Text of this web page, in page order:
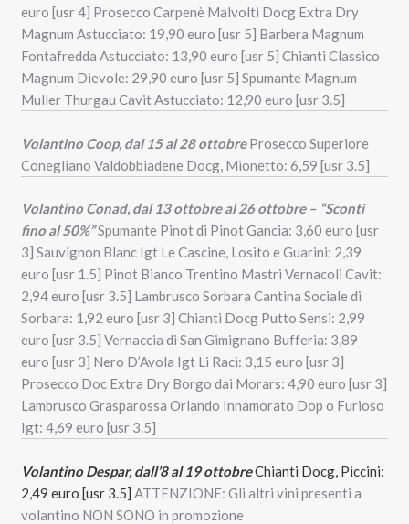
euro [usr 4] Prosecco Carpenè Malvolti Docg Extra Dry
Magnum Astucciato: 19,90 euro [usr 5] Barbera Magnum
Fontafredda Astucciato: 13,90 euro [usr 5] Chianti Classico
Magnum Dievole: 29,90 euro [usr 5] Spumante Magnum
Muller Thurgau Cavit Astucciato: 12,90 euro [usr 3.5]
Volantino Coop, dal 15 al 28 ottobreProsecco Superiore
Conegliano Valdobbiadene Docg, Mionetto: 6,59 [usr 3.5]
Volantino Conad, dal 13 ottobre al 26 ottobre – “Sconti
fino al 50%”Spumante Pinot di Pinot Gancia: 3,60 euro [usr
3] Sauvignon Blanc Igt Le Cascine, Losito e Guarini: 2,39
euro [usr 1.5] Pinot Bianco Trentino Mastri Vernacoli Cavit:
2,94 euro [usr 3.5] Lambrusco Sorbara Cantina Sociale di
Sorbara: 1,92 euro [usr 3] Chianti Docg Putto Sensi: 2,99
euro [usr 3.5] Vernaccia di San Gimignano Bufferia: 3,89
euro [usr 3] Nero D’Avola Igt Li Raci: 3,15 euro [usr 3]
Prosecco Doc Extra Dry Borgo dai Morars: 4,90 euro [usr 3]
Lambrusco Grasparossa Orlando Innamorato Dop o Furioso
Igt: 4,69 euro [usr 3.5]
Volantino Despar, dall’8 al 19 ottobreChianti Docg, Piccini:
2,49 euro [usr 3.5] ATTENZIONE: Gli altri vini presenti a
volantino NON SONO in promozione